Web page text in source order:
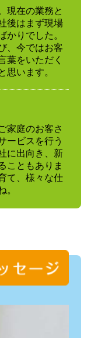
現在の業務と
後はまず現場
かりでした。
、今ではお客
葉をいただく
思います。
家庭のお客さ
ービスを行う
に出向き、新
こともありま
て、様々な仕
。